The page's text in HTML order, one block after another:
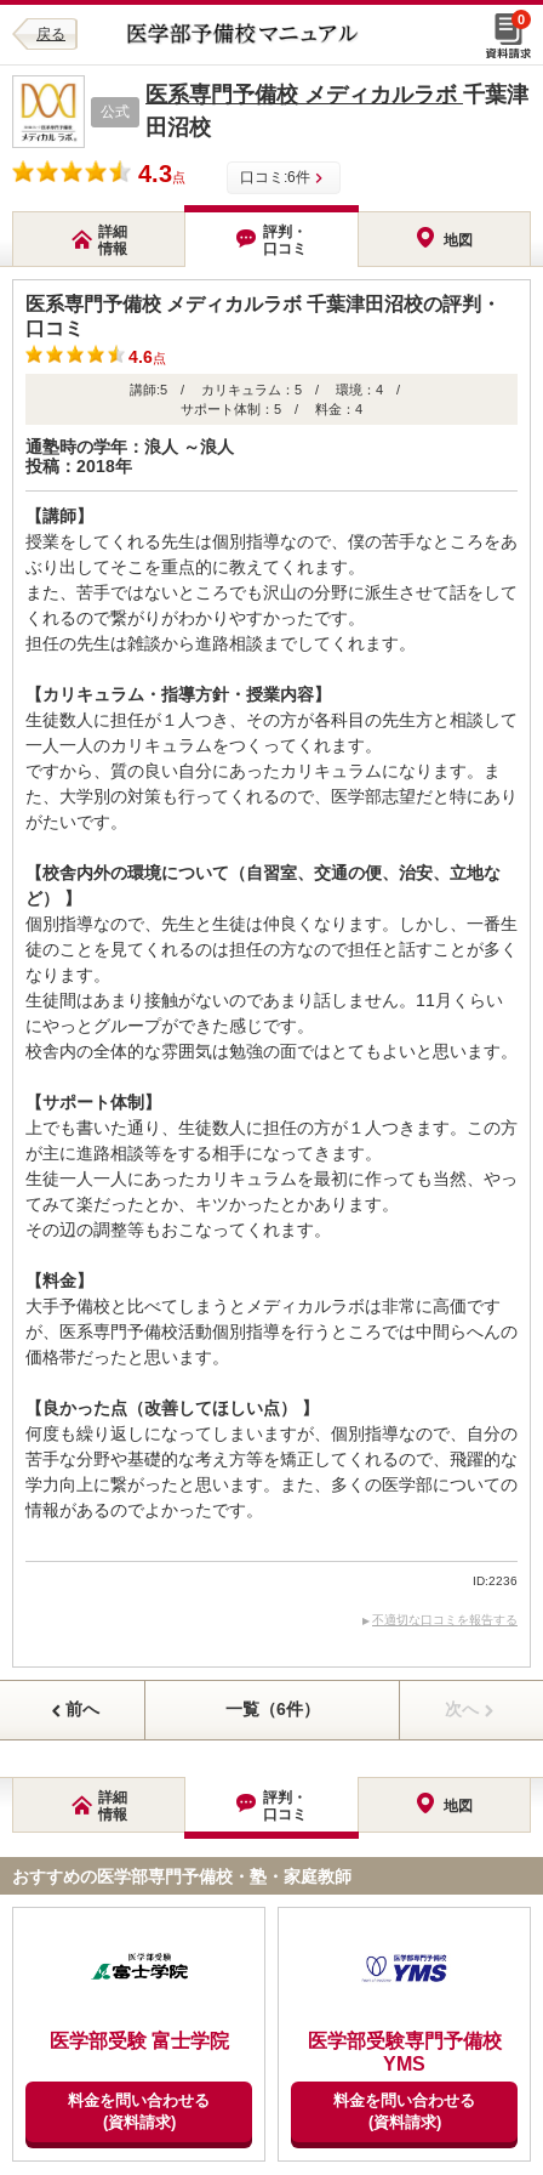
戻る
0
公式
医系専門予備校 メディカルラボ 千葉津
田沼校
4.3点 口コミ:6件
詳細
情報
評判・
口コミ
地図
医系専門予備校 メディカルラボ 千葉津田沼校の評判・
口コミ
4.6点
講師:5 / カリキュラム：5 / 環境：4 /
サポート体制：5 / 料金：4
通塾時の学年：浪人 ～浪人
投稿：2018年
【講師】
授業をしてくれる先生は個別指導なので、僕の苦手なところをあ
ぶり出してそこを重点的に教えてくれます。
また、苦手ではないところでも沢山の分野に派生させて話をして
くれるので繋がりがわかりやすかったです。
担任の先生は雑談から進路相談までしてくれます。
【カリキュラム・指導方針・授業内容】
生徒数人に担任が１人つき、その方が各科目の先生方と相談して
一人一人のカリキュラムをつくってくれます。
ですから、質の良い自分にあったカリキュラムになります。ま
た、大学別の対策も行ってくれるので、医学部志望だと特にあり
がたいです。
【校舎内外の環境について（自習室、交通の便、治安、立地な
ど） 】
個別指導なので、先生と生徒は仲良くなります。しかし、一番生
徒のことを見てくれるのは担任の方なので担任と話すことが多く
なります。
生徒間はあまり接触がないのであまり話しません。11月くらい
にやっとグループができた感じです。
校舎内の全体的な雰囲気は勉強の面ではとてもよいと思います。
【サポート体制】
上でも書いた通り、生徒数人に担任の方が１人つきます。この方
が主に進路相談等をする相手になってきます。
生徒一人一人にあったカリキュラムを最初に作っても当然、やっ
てみて楽だったとか、キツかったとかあります。
その辺の調整等もおこなってくれます。
【料金】
大手予備校と比べてしまうとメディカルラボは非常に高価です
が、医系専門予備校活動個別指導を行うところでは中間らへんの
価格帯だったと思います。
【良かった点（改善してほしい点） 】
何度も繰り返しになってしまいますが、個別指導なので、自分の
苦手な分野や基礎的な考え方等を矯正してくれるので、飛躍的な
学力向上に繋がったと思います。また、多くの医学部についての
情報があるのでよかったです。
ID:2236
不適切な口コミを報告する
前へ 一覧（6件） 次へ
詳細
情報
評判・
口コミ
地図
おすすめの医学部専門予備校・塾・家庭教師
医学部受験 富士学院
料金を問い合わせる
(資料請求)
医学部受験専門予備校
YMS
料金を問い合わせる
(資料請求)